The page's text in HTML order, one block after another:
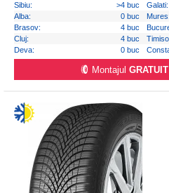
Sibiu: >4 buc Galati:
Alba:
0 buc Mures:
Brasov:
4 buc
Cluj:
4 buc
Deva:
0 buc
Montajul